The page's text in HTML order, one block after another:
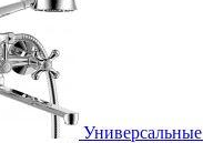
Универсальные